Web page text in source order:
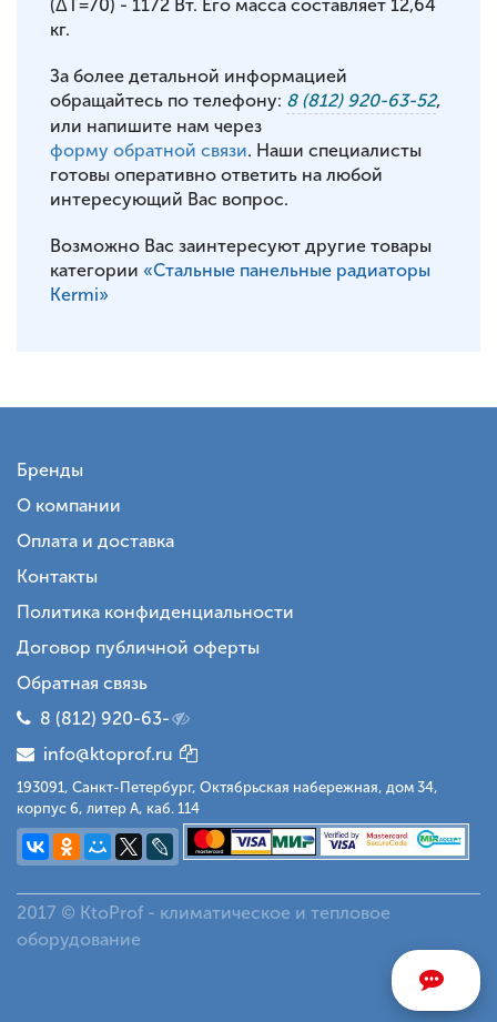
(ΔT=70) - 1172 Вт. Его масса составляет 12,64
кг.
За более детальной информацией
обращайтесь по телефону: 8 (812) 920-63-52,
или напишите нам через
форму обратной связи. Наши специалисты
готовы оперативно ответить на любой
интересующий Вас вопрос.
Возможно Вас заинтересуют другие товары
категории «Стальные панельные радиаторы
Kermi»
Бренды
О компании
Оплата и доставка
Контакты
Политика конфиденциальности
Договор публичной оферты
Обратная связь
8 (812) 920-63-
info@ktoprof.ru
193091, Санкт-Петербург, Октябрьская набережная, дом 34,
корпус 6, литер А, каб. 114
2017 © KtoProf - климатическое и тепловое
оборудование